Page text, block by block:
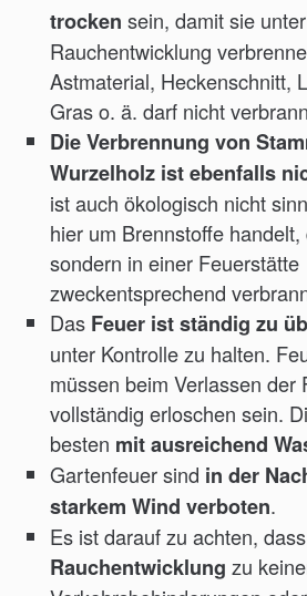
trocken sein, damit sie
Rauchentwicklung
Astmaterial, Heckenschnitt,
Gras o. ä. darf nicht
Die Verbrennung von
Wurzelholz ist ebenfalls
ist auch ökologisch nicht
hier um Brennstoffe
sondern in einer Feuerstätte
zweckentsprechend
Das Feuer ist ständig zu
unter Kontrolle zu halten.
müssen beim Verlassen der
vollständig erloschen sein.
besten mit ausreichend
Gartenfeuer sind in der
starkem Wind verboten.
Es ist darauf zu achten,
Rauchentwicklung zu